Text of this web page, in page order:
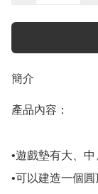
簡介
產品內容：
•遊戲墊有大、
•可以建造一個